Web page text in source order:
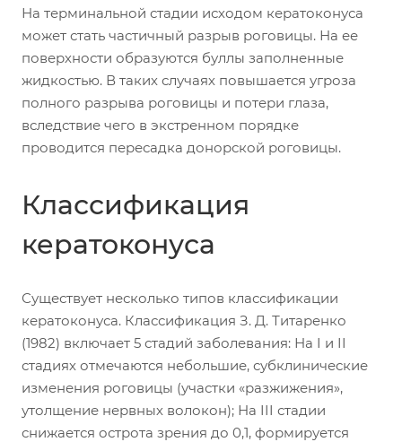
На терминальной стадии исходом кератоконуса
может стать частичный разрыв роговицы. На ее
поверхности образуются буллы заполненные
жидкостью. В таких случаях повышается угроза
полного разрыва роговицы и потери глаза,
вследствие чего в экстренном порядке
проводится пересадка донорской роговицы.
Классификация
кератоконуса
Существует несколько типов классификации
кератоконуса. Классификация З. Д. Титаренко
(1982) включает 5 стадий заболевания: На I и II
стадиях отмечаются небольшие, субклинические
изменения роговицы (участки «разжижения»,
утолщение нервных волокон); На III стадии
снижается острота зрения до 0,1, формируется